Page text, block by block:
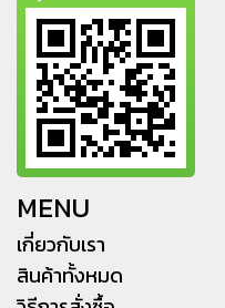
MENU
เกี่ยวกับเรา
สินค้าทั้งหมด